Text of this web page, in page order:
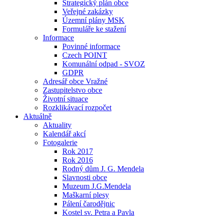
Strategický plán obce
Veřejné zakázky
Územní plány MSK
Formuláře ke stažení
Informace
Povinné informace
Czech POINT
Komunální odpad - SVOZ
GDPR
Adresář obce Vražné
Zastupitelstvo obce
Životní situace
Rozklikávací rozpočet
Aktuálně
Aktuality
Kalendář akcí
Fotogalerie
Rok 2017
Rok 2016
Rodný dům J. G. Mendela
Slavnosti obce
Muzeum J.G.Mendela
Maškarní plesy
Pálení čarodějnic
Kostel sv. Petra a Pavla